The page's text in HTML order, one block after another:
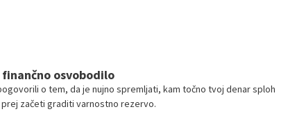
osvobodilo
o tem, da je nujno spremljati, kam točno tvoj denar sploh
začeti graditi varnostno rezervo.